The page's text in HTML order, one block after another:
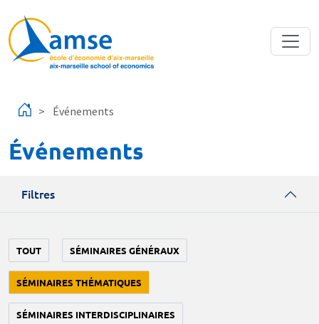
Événements
Événements
Filtres
TOUT SÉMINAIRES GÉNÉRAUX
SÉMINAIRES THÉMATIQUES
SÉMINAIRES INTERDISCIPLINAIRES